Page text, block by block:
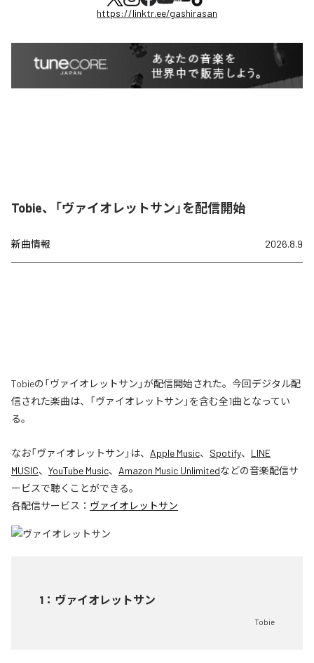
https://linktr.ee/gashirasan
Tobie、「ヴァイオレットサン」を配信開始
新曲情報 2026.8.9
Tobieの「ヴァイオレットサン」が配信開始された。今回デジタル配
信された楽曲は、「ヴァイオレットサン」を含む全1曲となってい
る。
なお「ヴァイオレットサン 」は、 Apple Music、 Spotify、 LINE
MUSIC、 YouTube Music、 Amazon Music Unlimitedなどの音楽配信サ
ービスで聴くことができる。
各配信サービス： ヴァイオレットサン
1 ： ヴァイオレットサン
Tobie